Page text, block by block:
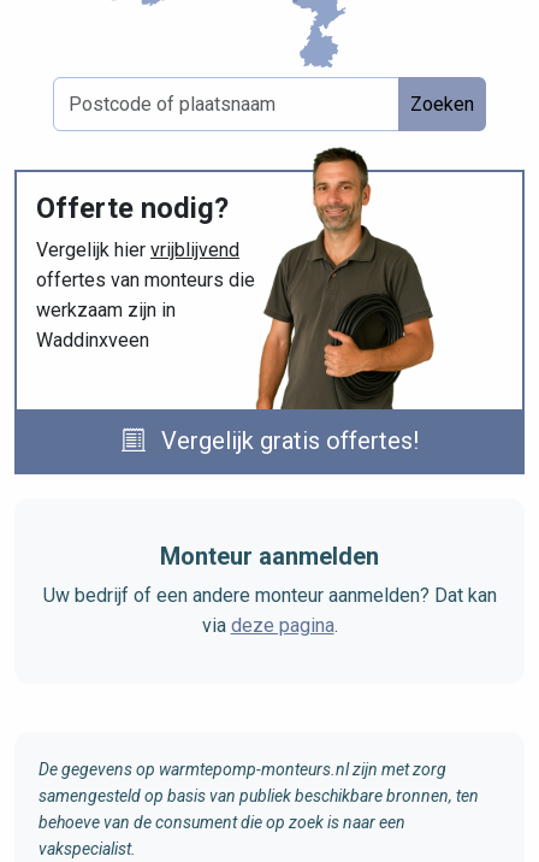
Zoeken
Offerte nodig?
Vergelijk hier vrijblijvend
offertes van monteurs die
werkzaam zijn in
Waddinxveen
Vergelijk gratis offertes!
Monteur aanmelden
Uw bedrijf of een andere monteur aanmelden? Dat kan
via deze pagina.
De gegevens op warmtepomp-monteurs.nl zijn met zorg
samengesteld op basis van publiek beschikbare bronnen, ten
behoeve van de consument die op zoek is naar een
vakspecialist.